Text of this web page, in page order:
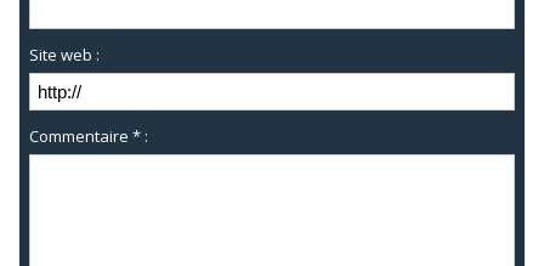
Site web :
Commentaire * :